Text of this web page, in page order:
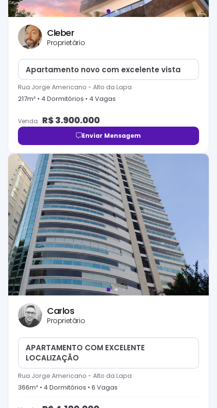
Cleber
Proprietário
Apartamento novo com excelente vista
Rua Jorge Americano - Alto da Lapa
217m² • 4 Dormitórios • 4 Vagas
Venda R$ 3.900.000
Enviar Mensagem
Carlos
Proprietário
APARTAMENTO COM EXCELENTE
LOCALIZAÇÃO
Rua Jorge Americano - Alto da Lapa
366m² • 4 Dormitórios • 6 Vagas